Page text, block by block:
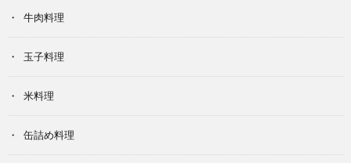
牛肉料理
玉子料理
米料理
缶詰め料理